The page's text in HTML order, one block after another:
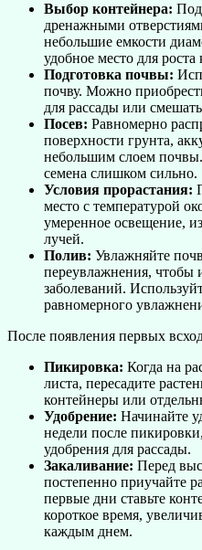
Выбор контейнера:
дренажными
небольшие емкости
удобное место для роста
Подготовка почвы:
почву. Можно
для рассады или
Посев: Равномерно
поверхности грунта,
небольшим слоем почвы.
семена слишком сильно.
Условия прорастания:
место с температурой
умеренное освещение,
лучей.
Полив: Увлажняйте
переувлажнения, чтобы
заболеваний.
равномерного
После появления первых
Пикировка: Когда на
листа, пересадите
контейнеры или
Удобрение: Начинайте
недели после
удобрения для рассады.
Закаливание: Перед
постепенно приучайте
первые дни ставьте
короткое время,
каждым днем.